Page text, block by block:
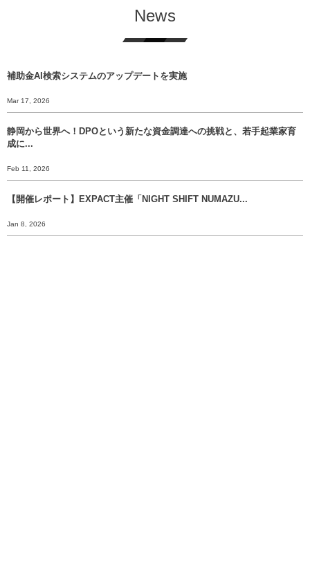
News
補助金AI検索システムのアップデートを実施
Mar 17, 2026
静岡から世界へ！DPOという新たな資金調達への挑戦と、若手起業家育
成に...
Feb 11, 2026
【開催レポート】EXPACT主催「NIGHT SHIFT NUMAZU...
Jan 8, 2026